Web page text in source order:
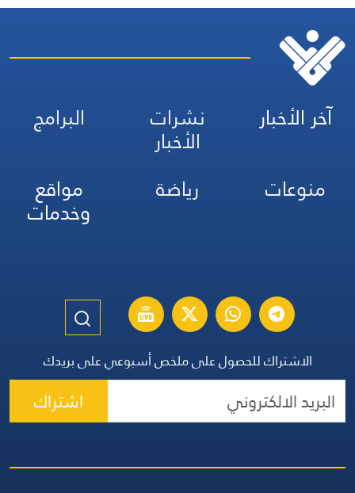
آخر الأخبار نشرات
الأخبار
البرامج
منوعات
رياضة مواقع
وخدمات
الاشتراك للحصول على ملخص أسبوعي على بريدك
اشتراك